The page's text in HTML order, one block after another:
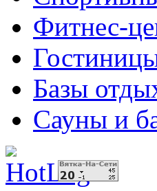
Фитнес-
Базы
Сауны и